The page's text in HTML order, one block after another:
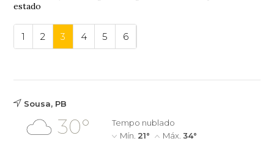
estado
1 2 3 4 5 6
Sousa, PB
30°
Tempo nublado
Mín. 21° Máx.34°